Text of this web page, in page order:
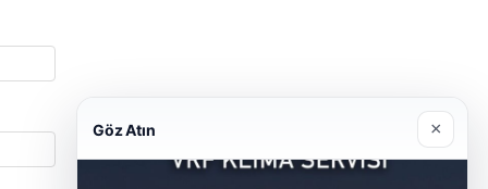
Göz Atın ×